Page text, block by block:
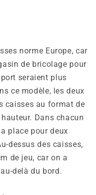
norme Europe, car
de bricolage pour
seraient plus
ce modèle, les deux
caisses au format de
Dans chacun
place pour deux
des caisses,
de jeu, car on a
du bord.